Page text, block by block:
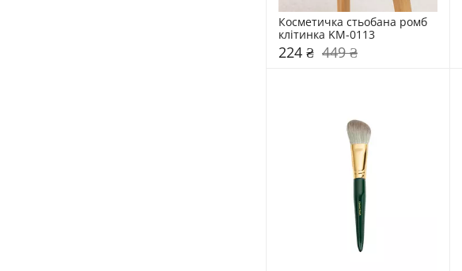
Косметичка стьобана ромб
клітинка KM-0113
224 ₴ 449 ₴